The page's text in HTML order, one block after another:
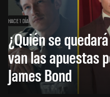
HACE 1 DÍA
¿Quién se
van las apuestas
James Bond